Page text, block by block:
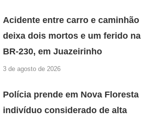
Acidente entre carro e caminhão
deixa dois mortos e um ferido na
BR-230, em Juazeirinho
3 de agosto de 2026
Polícia prende em Nova Floresta
indivíduo considerado de alta